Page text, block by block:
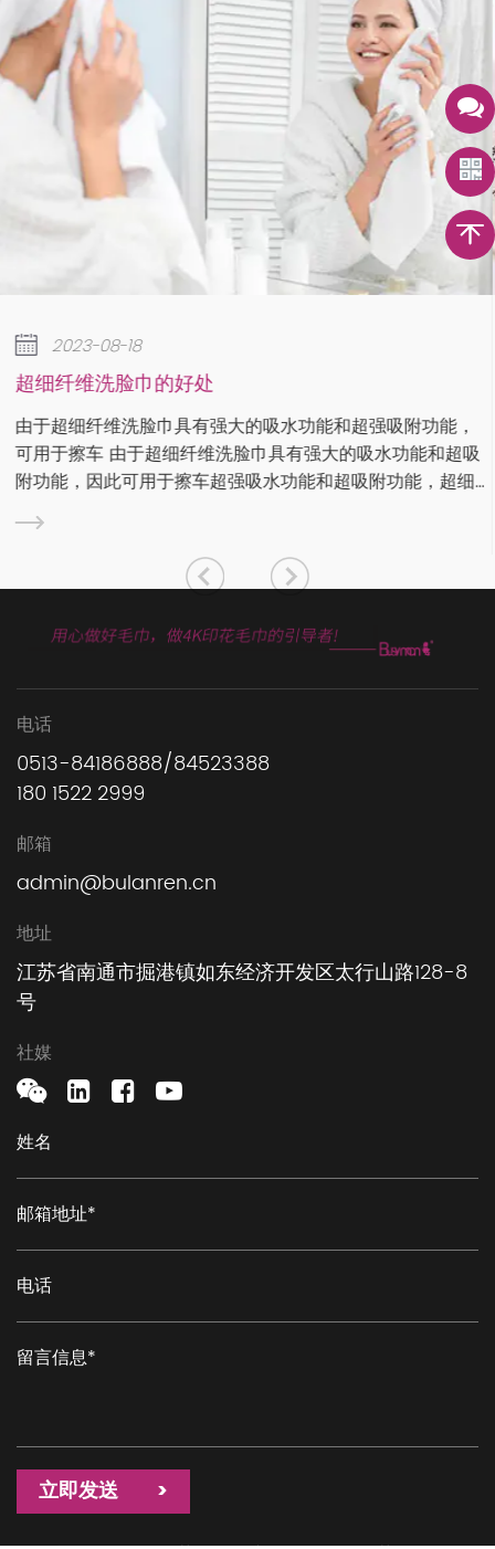
，
吸
细
2023-08-18
如何去除超细纤维毛巾上的绒毛？
在某些情况下，绒毛是超细纤维毛巾洗涤和处理不当造
的。要去除绒毛，您可以使用绒毛滚筒、绒毛刷或遮蔽
来捕获绒毛。清洁超细纤维布时，请务必遵循标签上的
电话
0513-84186888/84523388
180 1522 2999
邮箱
admin@bulanren.cn
地址
江苏省南通市掘港镇如东经济开发区太行山路128-8
号
社媒
立即发送 >